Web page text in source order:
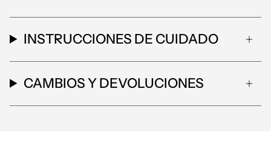
INSTRUCCIONES DE CUIDADO
CAMBIOS Y DEVOLUCIONES